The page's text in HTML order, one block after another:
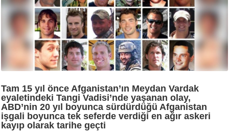
Tam 15 yıl önce Afganistan’ın Meydan Vardak
eyaletindeki Tangi Vadisi’nde yaşanan olay,
ABD’nin 20 yıl boyunca sürdürdüğü Afganistan
işgali boyunca tek seferde verdiği en ağır askeri
kayıp olarak tarihe geçti